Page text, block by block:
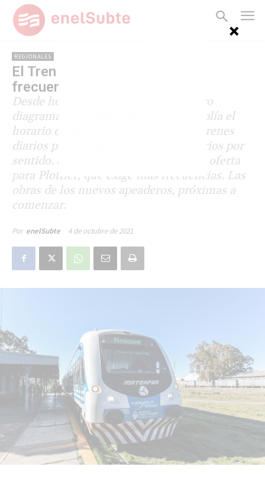
REGIONALES
El Tren del Valle suma más
frecuencias
Desde hoy entró en vigencia un nuevo
diagrama en el Tren del Valle: se amplía el
horario de servicio y se pasa de seis trenes
diarios por sentido a ocho trenes diarios por
sentido. Sin embargo, se mantiene la oferta
para Plottier, que exige más frecuencias. Las
obras de los nuevos apeaderos, próximas a
comenzar.
Por enelSubte 4 de octubre de 2021